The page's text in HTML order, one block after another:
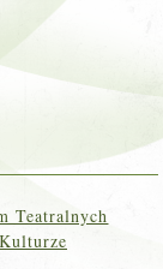
Teatralnych